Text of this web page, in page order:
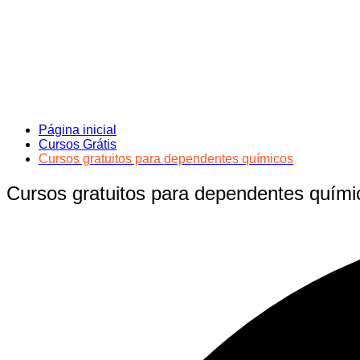
Página inicial
Cursos Grátis
Cursos gratuitos para dependentes químicos
Cursos gratuitos para dependentes